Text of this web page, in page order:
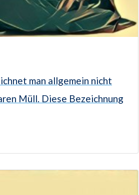
man allgemein nicht
Müll. Diese Bezeichnung